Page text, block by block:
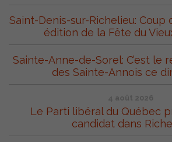
Saint-Denis-sur-Richelieu: Coup
édition de la Fête du
Sainte-Anne-de-Sorel: C’est le
des Sainte-Annois ce
4 août 2026
Le Parti libéral du Québec
candidat dans